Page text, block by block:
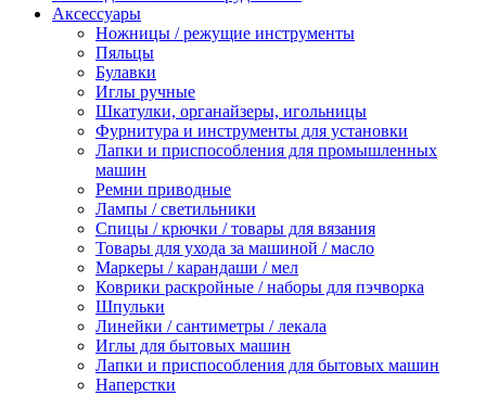
Аксессуары
Ножницы / режущие инструменты
Пяльцы
Булавки
Иглы ручные
Шкатулки, органайзеры, игольницы
Фурнитура и инструменты для установки
Лапки и приспособления для промышленных
машин
Ремни приводные
Лампы / светильники
Спицы / крючки / товары для вязания
Товары для ухода за машиной / масло
Маркеры / карандаши / мел
Коврики раскройные / наборы для пэчворка
Шпульки
Линейки / сантиметры / лекала
Иглы для бытовых машин
Лапки и приспособления для бытовых машин
Наперстки